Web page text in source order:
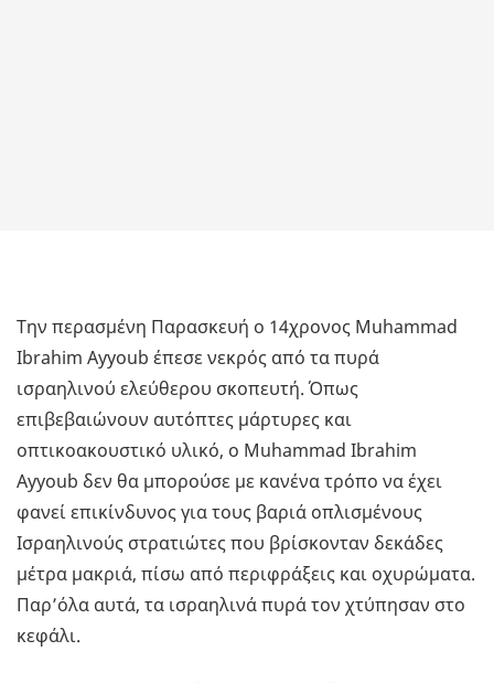
Την περασμένη Παρασκευή ο 14χρονος Muhammad
Ibrahim Ayyoub έπεσε νεκρός από τα πυρά
ισραηλινού ελεύθερου σκοπευτή. Όπως
επιβεβαιώνουν αυτόπτες μάρτυρες και
οπτικοακουστικό υλικό, ο Muhammad Ibrahim
Ayyoub δεν θα μπορούσε με κανένα τρόπο να έχει
φανεί επικίνδυνος για τους βαριά οπλισμένους
Ισραηλινούς στρατιώτες που βρίσκονταν δεκάδες
μέτρα μακριά, πίσω από περιφράξεις και οχυρώματα.
Παρ’όλα αυτά, τα ισραηλινά πυρά τον χτύπησαν στο
κεφάλι.